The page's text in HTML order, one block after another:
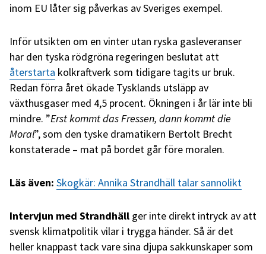
inom EU låter sig påverkas av Sveriges exempel.
Inför utsikten om en vinter utan ryska gasleveranser
har den tyska rödgröna regeringen beslutat att
återstarta kolkraftverk som tidigare tagits ur bruk.
Redan förra året ökade Tysklands utsläpp av
växthusgaser med 4,5 procent. Ökningen i år lär inte bli
mindre. ”Erst kommt das Fressen, dann kommt die
Moral”, som den tyske dramatikern Bertolt Brecht
konstaterade – mat på bordet går före moralen.
Läs även: Skogkär: Annika Strandhäll talar sannolikt
Intervjun med Strandhäll ger inte direkt intryck av att
svensk klimatpolitik vilar i trygga händer. Så är det
heller knappast tack vare sina djupa sakkunskaper som